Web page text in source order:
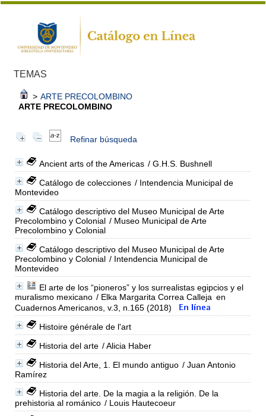
TEMAS
> ARTE PRECOLOMBINO
ARTE PRECOLOMBINO
Refinar búsqueda
Ancient arts of the Americas / G.H.S. Bushnell
Catálogo de colecciones / Intendencia Municipal de
Montevideo
Catálogo descriptivo del Museo Municipal de Arte
Precolombino y Colonial / Museo Municipal de Arte
Precolombino y Colonial
Catálogo descriptivo del Museo Municipal de Arte
Precolombino y Colonial / Intendencia Municipal de
Montevideo
El arte de los “pioneros” y los surrealistas egipcios y el
muralismo mexicano / Elka Margarita Correa Calleja en
Cuadernos Americanos, v.3, n.165 (2018)
Histoire générale de l'art
Historia del arte / Alicia Haber
Historia del Arte, 1. El mundo antiguo / Juan Antonio
Ramírez
Historia del arte. De la magia a la religión. De la
prehistoria al románico / Louis Hautecoeur